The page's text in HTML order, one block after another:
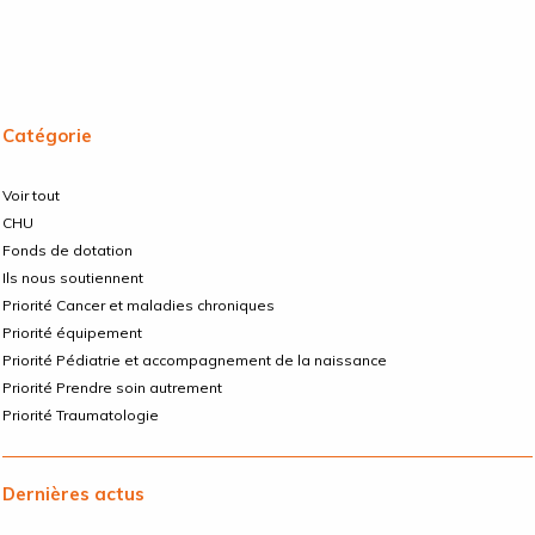
Catégorie
Voir tout
CHU
Fonds de dotation
Ils nous soutiennent
Priorité Cancer et maladies chroniques
Priorité équipement
Priorité Pédiatrie et accompagnement de la naissance
Priorité Prendre soin autrement
Priorité Traumatologie
Dernières actus